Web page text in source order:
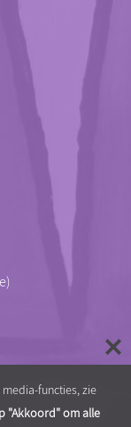
functies, zie
"Akkoord" om alle